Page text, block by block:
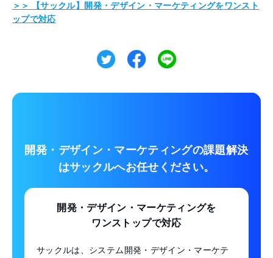
＞＞ 【サックル】開発・デザイン・マーケティングをワンスト
ップで対応
開発・デザイン・マーケティングの課題解決
はサックルへお任せください。
開発・デザイン・マーケティングを
ワンストップで対応
サックルは、システム開発・デザイン・マーケテ